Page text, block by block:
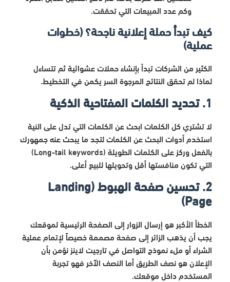
وكم عدد المبيعات التي تحققت.
كيف تبدأ حملة إعلانية ناجحة؟ (خطوات
عملية)
الكثير من الشركات تبدأ بإنشاء حملات عشوائية ثم تتساءل
لماذا لم تحقق النتائج المرجوة السر يكمن في التخطيط.
1. تحديد الكلمات المفتاحية الذكية
لا تشتري كل الكلمات ابحث عن الكلمات التي تدل على النية
استخدم أدوات البحث عن الكلمات لتجد ما يبحث عنه جمهورك
بالفعل وركز على الكلمات الطويلة (Long-tail keywords)
التي تكون منافستها أقل وتحويلها للبيع أعلى.
2. تحسين صفحة الهبوط (Landing
Page)
الخطأ الأكبر هو إرسال الزوار إلى الصفحة الرئيسية لموقعك
يجب أن يذهب الزائر إلى صفحة مصممة خصيصاً لإتمام عملية
الشراء أو ملء نموذج التواصل في تارجيت لاينز نؤمن بأن
الإعلان هو نصف الطريق أما النصف الآخر فهو تجربة
المستخدم داخل موقعك.